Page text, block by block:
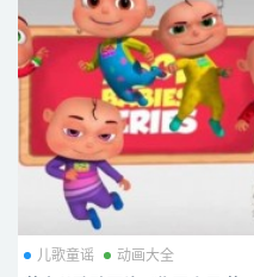
儿歌童谣 动画大全